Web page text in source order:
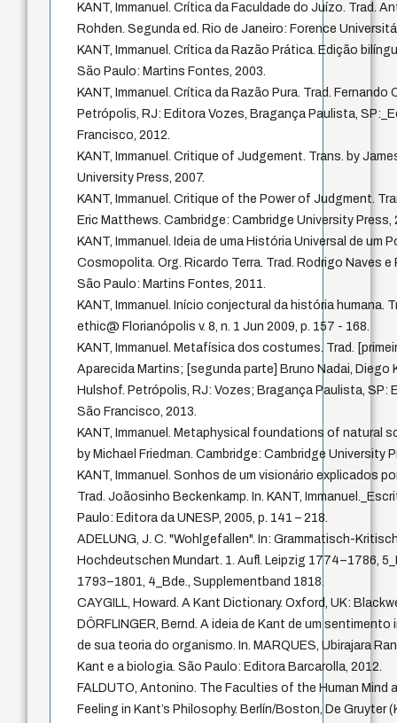
KANT, Immanuel. Crítica da Faculdade do Juízo. Trad.
Rohden. Segunda ed. Rio de Janeiro: Forence
KANT, Immanuel. Crítica da Razão Prática. Edição
São Paulo: Martins Fontes, 2003.
KANT, Immanuel. Crítica da Razão Pura. Trad.
Petrópolis, RJ: Editora Vozes, Bragança Paulista,
Francisco, 2012.
KANT, Immanuel. Critique of Judgement. Trans. by
University Press, 2007.
KANT, Immanuel. Critique of the Power of Judgment.
Eric Matthews. Cambridge: Cambridge University Press,
KANT, Immanuel. Ideia de uma História Universal de um
Cosmopolita. Org. Ricardo Terra. Trad. Rodrigo Naves e
São Paulo: Martins Fontes, 2011.
KANT, Immanuel. Início conjectural da história humana.
ethic@ Florianópolis v. 8, n. 1 Jun 2009, p. 157 - 168.
KANT, Immanuel. Metafísica dos costumes. Trad.
Aparecida Martins; [segunda parte] Bruno Nadai, Diego
Hulshof. Petrópolis, RJ: Vozes; Bragança Paulista, SP:
São Francisco, 2013.
KANT, Immanuel. Metaphysical foundations of natural
by Michael Friedman. Cambridge: Cambridge University
KANT, Immanuel. Sonhos de um visionário explicados
Trad. Joãosinho Beckenkamp. In. KANT,
Paulo: Editora da UNESP, 2005, p. 141 – 218.
ADELUNG, J. C. "Wohlgefallen". In: Grammatisch-
Hochdeutschen Mundart. 1. Aufl. Leipzig 1774–1786,
1793–1801, 4_Bde., Supplementband 1818.
CAYGILL, Howard. A Kant Dictionary. Oxford, UK:
DÖRFLINGER, Bernd. A ideia de Kant de um
de sua teoria do organismo. In. MARQUES, Ubirajara
Kant e a biologia. São Paulo: Editora Barcarolla, 2012.
FALDUTO, Antonino. The Faculties of the Human Mind
Feeling in Kant’s Philosophy. Berlín/Boston, De Gruyter